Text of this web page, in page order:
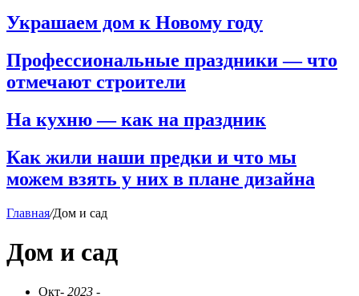
Украшаем дом к Новому году
Профессиональные праздники — что
отмечают строители
На кухню — как на праздник
Как жили наши предки и что мы
можем взять у них в плане дизайна
Главная/Дом и сад
Дом и сад
Окт- 2023 -